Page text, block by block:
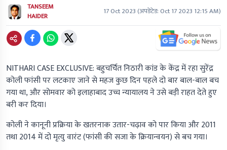
TANSEEM
HAIDER
17 Oct 2023(अपडेटेड:Oct 17 2023 12:15 AM)
NITHARI CASE EXCLUSIVE: बहुचर्चित निठारी कांड के केंद्र में रहा सुरेंद्र
कोली फांसी पर लटकाए जाने से महज कुछ दिन पहले दो बार बाल-बाल बच
गया था, और सोमवार को इलाहाबाद उच्च न्यायालय ने उसे बड़ी राहत देते हुए
बरी कर दिया।
कोली ने कानूनी प्रक्रिया के खतरनाक उतार-चढ़ाव को पार किया और 2011
तथा 2014 में दो मृत्यु वारंट (फांसी की सजा के क्रियान्वयन) से बच गया।